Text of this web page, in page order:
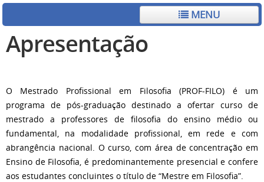
MENU
Apresentação
O Mestrado Profissional em Filosofia (PROF-FILO) é um
programa de pós-graduação destinado a ofertar curso de
mestrado a professores de filosofia do ensino médio ou
fundamental, na modalidade profissional, em rede e com
abrangência nacional. O curso, com área de concentração em
Ensino de Filosofia, é predominantemente presencial e confere
aos estudantes concluintes o título de “Mestre em Filosofia”.